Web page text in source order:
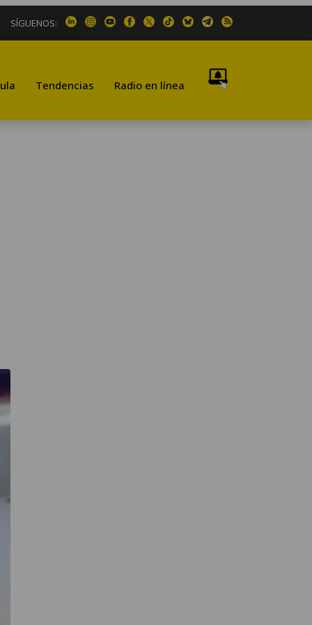
SÍGUENOS:
Tendencias Radio en línea